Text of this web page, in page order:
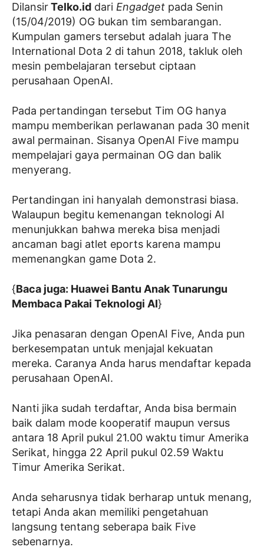
DilansirTelko.id dari Engadget pada Senin
(15/04/2019) OG bukan tim sembarangan.
Kumpulan gamers tersebut adalah juara The
International Dota 2 di tahun 2018, takluk oleh
mesin pembelajaran tersebut ciptaan
perusahaan OpenAI.
Pada pertandingan tersebut Tim OG hanya
mampu memberikan perlawanan pada 30 menit
awal permainan. Sisanya OpenAI Five mampu
mempelajari gaya permainan OG dan balik
menyerang.
Pertandingan ini hanyalah demonstrasi biasa.
Walaupun begitu kemenangan teknologi AI
menunjukkan bahwa mereka bisa menjadi
ancaman bagi atlet eports karena mampu
memenangkan game Dota 2.
{Baca juga: Huawei Bantu Anak Tunarungu
Membaca Pakai Teknologi AI}
Jika penasaran dengan OpenAI Five, Anda pun
berkesempatan untuk menjajal kekuatan
mereka. Caranya Anda harus mendaftar kepada
perusahaan OpenAI.
Nanti jika sudah terdaftar, Anda bisa bermain
baik dalam mode kooperatif maupun versus
antara 18 April pukul 21.00 waktu timur Amerika
Serikat, hingga 22 April pukul 02.59 Waktu
Timur Amerika Serikat.
Anda seharusnya tidak berharap untuk menang,
tetapi Anda akan memiliki pengetahuan
langsung tentang seberapa baik Five
sebenarnya.